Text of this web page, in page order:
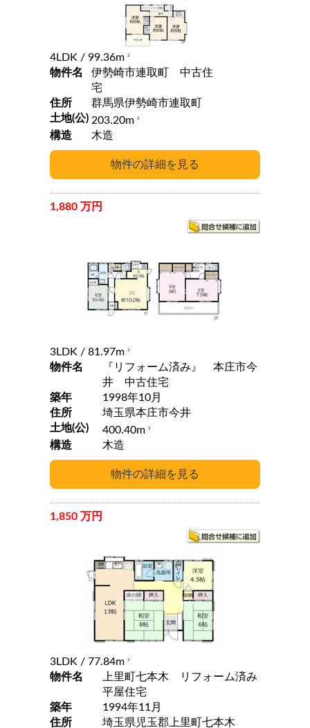
4LDK / 99.36m 2
物件名
伊勢崎市連取町 中古住
宅
住所
群馬県伊勢崎市連取町
土地(公) 203.20m 2
構造 木造
1,880 万円
3LDK / 81.97m 2
物件名
『リフォーム済み』 本庄市今
井 中古住宅
築年
1998年10月
住所
埼玉県本庄市今井
土地(公)
400.40m 2
構造 木造
1,850 万円
3LDK / 77.84m 2
物件名
上里町七本木 リフォーム済み
平屋住宅
築年
1994年11月
住所
埼玉県児玉郡上里町七本木